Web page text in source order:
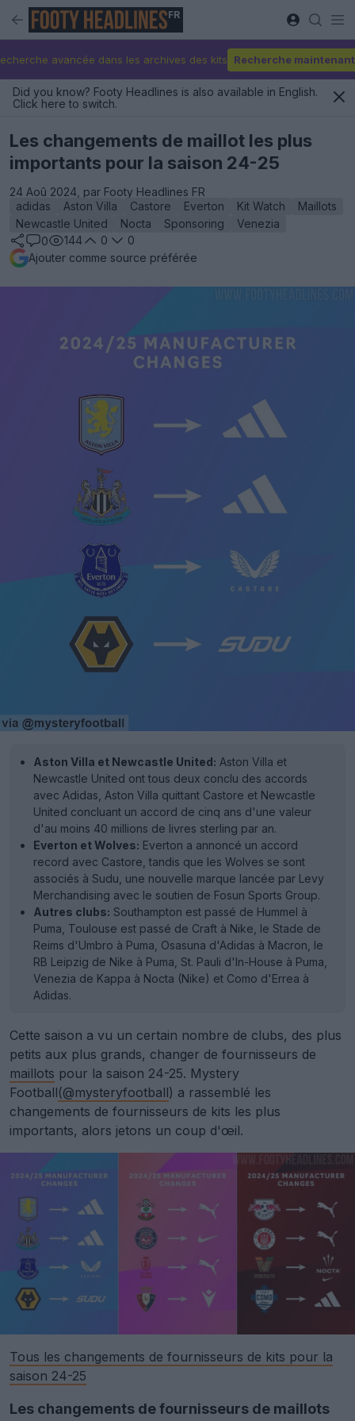
FR
avancée dans les archives des kits Recherche maintenant
Did you know? Footy Headlines is also available in English.
Click here to switch.
Les changements de maillot les plus
importants pour la saison 24-25
24 Aoû 2024, par Footy Headlines FR
adidas
Aston Villa Castore Everton Kit Watch
Maillots
Newcastle United
Nocta Sponsoring
Venezia
0
144 0
0
Ajouter comme source préférée
Aston Villa et Newcastle United: Aston Villa et
Newcastle United ont tous deux conclu des accords
avec Adidas, Aston Villa quittant Castore et Newcastle
United concluant un accord de cinq ans d'une valeur
d'au moins 40 millions de livres sterling par an.
Everton et Wolves: Everton a annoncé un accord
record avec Castore, tandis que les Wolves se sont
associés à Sudu, une nouvelle marque lancée par Levy
Merchandising avec le soutien de Fosun Sports Group.
Autres clubs: Southampton est passé de Hummel à
Puma, Toulouse est passé de Craft à Nike, le Stade de
Reims d'Umbro à Puma, Osasuna d'Adidas à Macron, le
RB Leipzig de Nike à Puma, St. Pauli d'In-House à Puma,
Venezia de Kappa à Nocta (Nike) et Como d'Errea à
Adidas.
Cette saison a vu un certain nombre de clubs, des plus
petits aux plus grands, changer de fournisseurs de
maillots pour la saison 24-25. Mystery
Football(@mysteryfootball) a rassemblé les
changements de fournisseurs de kits les plus
importants, alors jetons un coup d'œil.
Tous les changements de fournisseurs de kits pour la
saison 24-25
Les changements de fournisseurs de maillots